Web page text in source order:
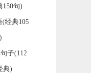
150句)
(经典105
子(112
典)